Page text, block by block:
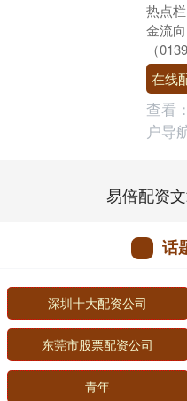
热点
金流
（
公司
每10
在线
查看：
户导
易倍配资
话
深圳十大配资公司
东莞市股票配资公司
青年